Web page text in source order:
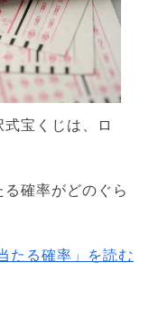
宝くじは、ロ
確率がどのぐら
たる確率」を読む